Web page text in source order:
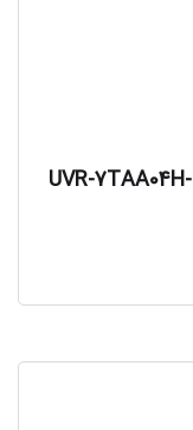
دستگاه ضبط تصویر آنالوگ ۴ کانال UVR-7TAA04H-